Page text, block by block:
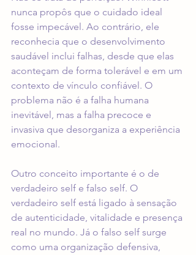
nunca propôs que o cuidado ideal
fosse impecável. Ao contrário, ele
reconhecia que o desenvolvimento
saudável inclui falhas, desde que elas
aconteçam de forma tolerável e em um
contexto de vínculo confiável. O
problema não é a falha humana
inevitável, mas a falha precoce e
invasiva que desorganiza a experiência
emocional.
Outro conceito importante é o de
verdadeiro self e falso self. O
verdadeiro self está ligado à sensação
de autenticidade, vitalidade e presença
real no mundo. Já o falso self surge
como uma organização defensiva,